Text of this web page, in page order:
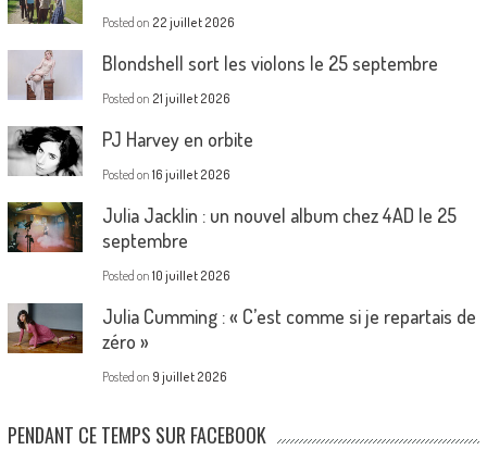
Posted on 22 juillet 2026
Blondshell sort les violons le 25 septembre
Posted on 21 juillet 2026
PJ Harvey en orbite
Posted on 16 juillet 2026
Julia Jacklin : un nouvel album chez 4AD le 25
septembre
Posted on 10 juillet 2026
Julia Cumming : « C’est comme si je repartais de
zéro »
Posted on 9 juillet 2026
PENDANT CE TEMPS SUR FACEBOOK